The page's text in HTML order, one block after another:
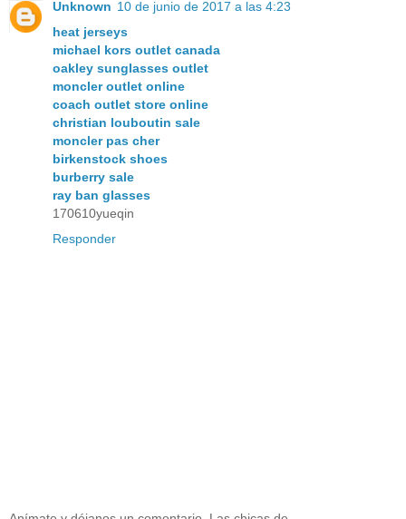
Unknown 10 de junio de 2017 a las 4:23
heat jerseys
michael kors outlet canada
oakley sunglasses outlet
moncler outlet online
coach outlet store online
christian louboutin sale
moncler pas cher
birkenstock shoes
burberry sale
ray ban glasses
170610yueqin
Responder